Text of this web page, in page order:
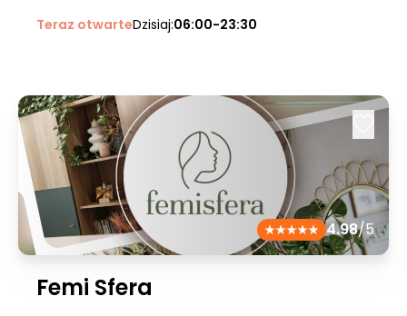
Teraz otwarteDzisiaj:06:00-23:30
4.98/5
Femi Sfera